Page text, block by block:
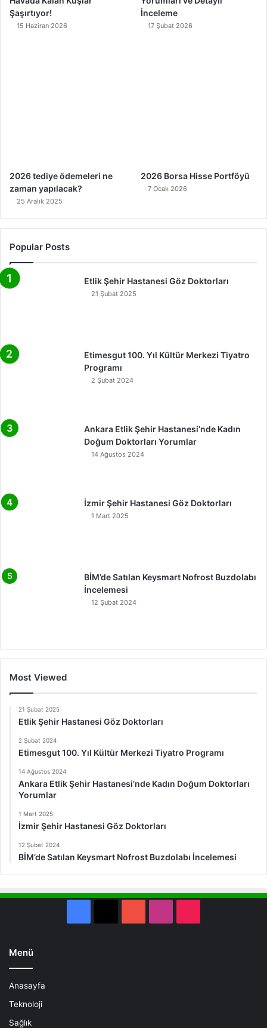
Şaşırtıyor!
15 Haziran 2026
İnceleme
17 Şubat 2026
2026 tediye ödemeleri ne
zaman yapılacak?
25 Aralık 2025
2026 Borsa Hisse Portföyü
7 Ocak 2026
Popular Posts
Etlik Şehir Hastanesi Göz Doktorları
21 Şubat 2025
Etimesgut 100. Yıl Kültür Merkezi Tiyatro
Programı
2 Şubat 2024
Ankara Etlik Şehir Hastanesi’nde Kadın
Doğum Doktorları Yorumlar
14 Ağustos 2024
İzmir Şehir Hastanesi Göz Doktorları
1 Mart 2025
BİM’de Satılan Keysmart Nofrost Buzdolabı
İncelemesi
12 Şubat 2024
Most Viewed
21 Şubat 2025
Etlik Şehir Hastanesi Göz Doktorları
2 Şubat 2024
Etimesgut 100. Yıl Kültür Merkezi Tiyatro Programı
14 Ağustos 2024
Ankara Etlik Şehir Hastanesi’nde Kadın Doğum Doktorları
Yorumlar
1 Mart 2025
İzmir Şehir Hastanesi Göz Doktorları
12 Şubat 2024
BİM’de Satılan Keysmart Nofrost Buzdolabı İncelemesi
Menü
Anasayfa
Teknoloji
Sağlık